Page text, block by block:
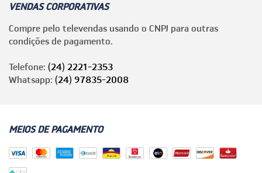
VENDAS CORPORATIVAS
Compre pelo televendas usando o CNPJ para outras
condições de pagamento.
Telefone: (24) 2221-2353
Whatsapp: (24) 97835-2008
MEIOS DE PAGAMENTO